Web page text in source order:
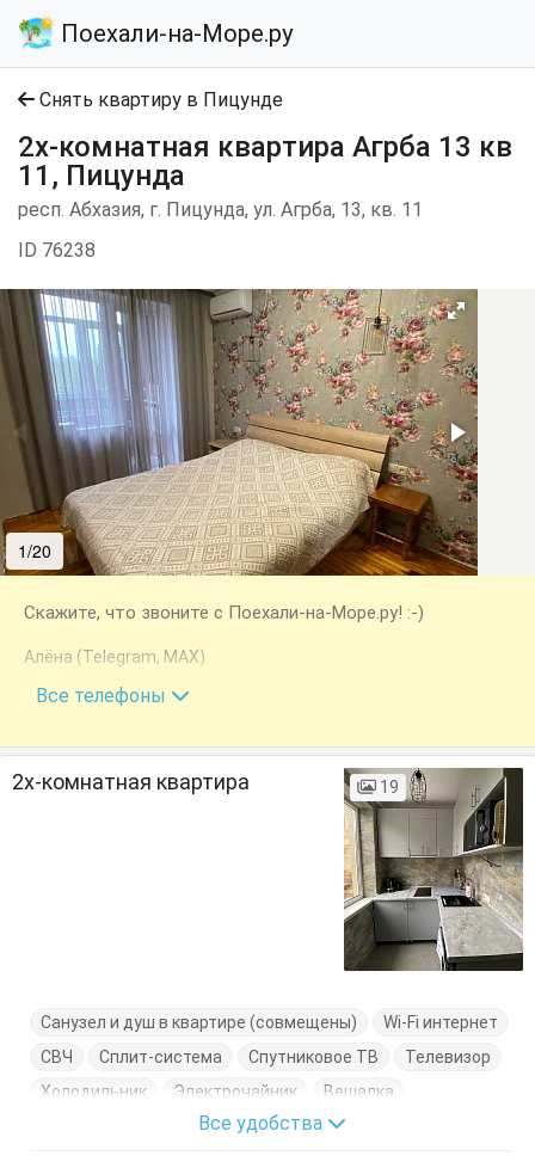
Поехали-на-Море.ру
Снять квартиру в Пицунде
2х-комнатная квартира Агрба 13 кв
11, Пицунда
респ. Абхазия, г. Пицунда, ул. Агрба, 13, кв. 11
ID 76238
1/20
Скажите, что звоните с Поехали-на-Море.ру! :-)
Алёна (Telegram, MAX)
+7 (918) 109-88-83
Все телефоны
2х-комнатная квартира 19
Санузел и душ в квартире (совмещены)
Wi-Fi интернет
СВЧ
Сплит-система Спутниковое ТВ
Телевизор
Холодильник
Электрочайник
Вешалка
Кровать двуспальная
Все удобства